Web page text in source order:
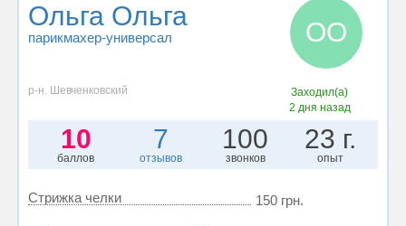
Ольга Ольга
парикмахер-универсал ОО
р-н. Шевченковский
Заходил(а)
2 дня назад
10
баллов
7
отзывов
100
звонков
23 г.
опыт
Стрижка челки 150 грн.